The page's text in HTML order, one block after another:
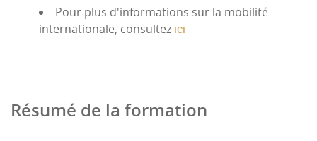
Synthétiser les informations transmises par
les collaborateurs et les analyser.
Gérer les conflits et le stress
Pour plus d'informations sur la mobilité
internationale, consultez ici
Résumé de la formation